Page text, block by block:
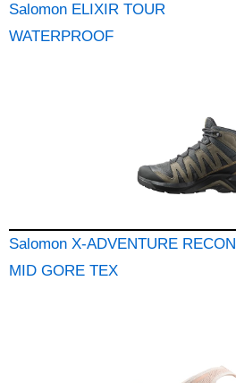
Salomon ELIXIR TOUR
WATERPROOF
Salomon X-ADVENTURE RECON
MID GORE TEX